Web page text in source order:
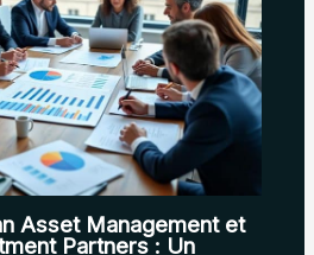
Asset Management et
Partners : Un